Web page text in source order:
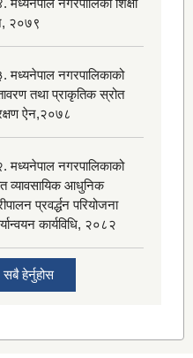
२०७९
मध्यनेपाल नगरपालिकाको
तथा प्राकृतिक स्रोत
ऐन,२०७८
मध्यनेपाल नगरपालिकाको
व्यावसायिक आधुनिक
प्रवर्द्धन परियोजना
कार्यविधि, २०८२
सबै हेर्नुहोस